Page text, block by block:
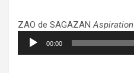
ZAO de SAGAZANAspiration
Lecteur
audio
00:00